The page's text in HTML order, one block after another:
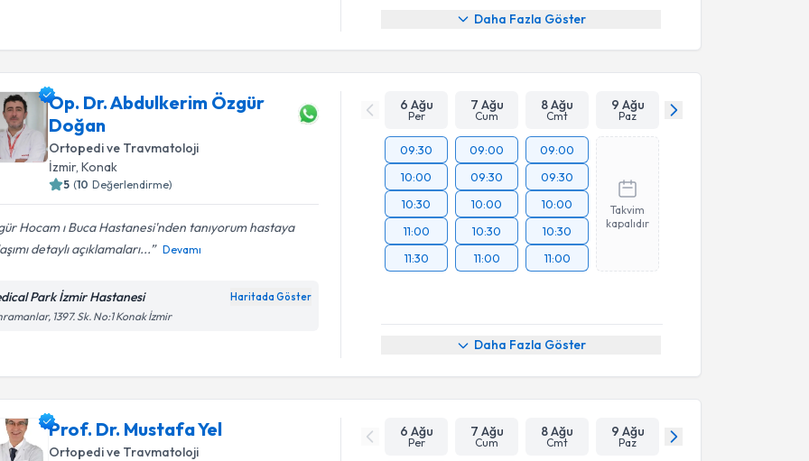
Daha Fazla Göster
Op. Dr. Abdulkerim Özgür
Doğan
Ortopedi ve Travmatoloji
İzmir, Konak
5 (10 Değerlendirme)
Hocam ı Buca Hastanesi'nden tanıyorum hastaya
detaylı açıklamaları...
Devamı
Park İzmir Hastanesi Haritada Göster
1397. Sk. No:1 Konak İzmir
6 Ağu
Per
7 Ağu
Cum
8 Ağu
Cmt
9 Ağu
Paz
09:30
10:00
10:30
11:00
11:30
09:00
09:30
10:00
10:30
11:00
09:00
09:30
10:00
10:30
11:00
Takvim
kapalıdır
Daha Fazla Göster
Prof. Dr. Mustafa Yel
Ortopedi ve Travmatoloji
6 Ağu
Per
7 Ağu
Cum
8 Ağu
Cmt
9 Ağu
Paz